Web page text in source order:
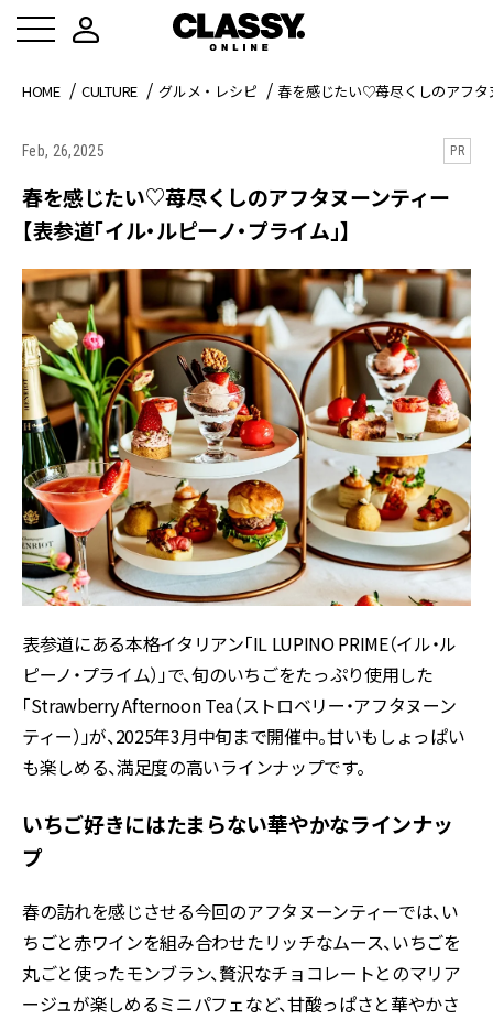
HOME CULTURE グルメ・レシピ 春を感じたい♡苺尽くしのアフタ
Feb, 26,2025 PR
春を感じたい♡苺尽くしのアフタヌーンティー
【表参道「イル・ルピーノ・プライム」】
表参道にある本格イタリアン「IL LUPINO PRIME（イル・ル
ピーノ・プライム）」で、旬のいちごをたっぷり使用した
「Strawberry Afternoon Tea（ストロベリー・アフタヌーン
ティー）」が、2025年3月中旬まで開催中。甘いもしょっぱい
も楽しめる、満足度の高いラインナップです。
いちご好きにはたまらない華やかなラインナッ
プ
春の訪れを感じさせる今回のアフタヌーンティーでは、い
ちごと赤ワインを組み合わせたリッチなムース、いちごを
丸ごと使ったモンブラン、贅沢なチョコレートとのマリア
ージュが楽しめるミニパフェなど、甘酸っぱさと華やかさ